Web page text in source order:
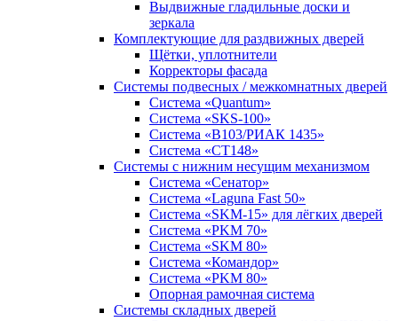
Выдвижные гладильные доски и
зеркала
Комплектующие для раздвижных дверей
Щётки, уплотнители
Корректоры фасада
Системы подвесных / межкомнатных дверей
Система «Quantum»
Система «SKS-100»
Система «B103/РИАК 1435»
Система «СТ148»
Системы с нижним несущим механизмом
Система «Сенатор»
Система «Laguna Fast 50»
Система «SKM-15» для лёгких дверей
Система «PKM 70»
Система «SKM 80»
Система «Командор»
Система «PKM 80»
Опорная рамочная система
Системы складных дверей